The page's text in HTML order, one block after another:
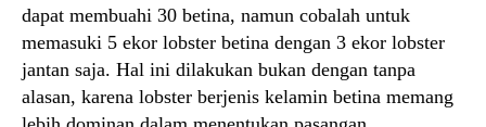
dapat membuahi 30 betina, namun cobalah untuk
memasuki 5 ekor lobster betina dengan 3 ekor lobster
jantan saja. Hal ini dilakukan bukan dengan tanpa
alasan, karena lobster berjenis kelamin betina memang